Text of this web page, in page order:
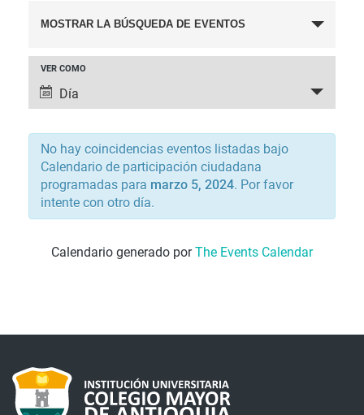
BÚSQUEDA
NAVEGACIÓ
DE
VISTAS
DE
EVENTOS
MOSTRAR LA BÚSQUEDA DE EVENTOS
NAVEGACIÓN
DE
DE
EVENTO
VER COMO
Día
No hay coincidencias eventos listadas bajo
Calendario de participación ciudadana
programadas para marzo 5, 2024. Por favor
intente con otro día.
Calendario generado porThe Events Calendar